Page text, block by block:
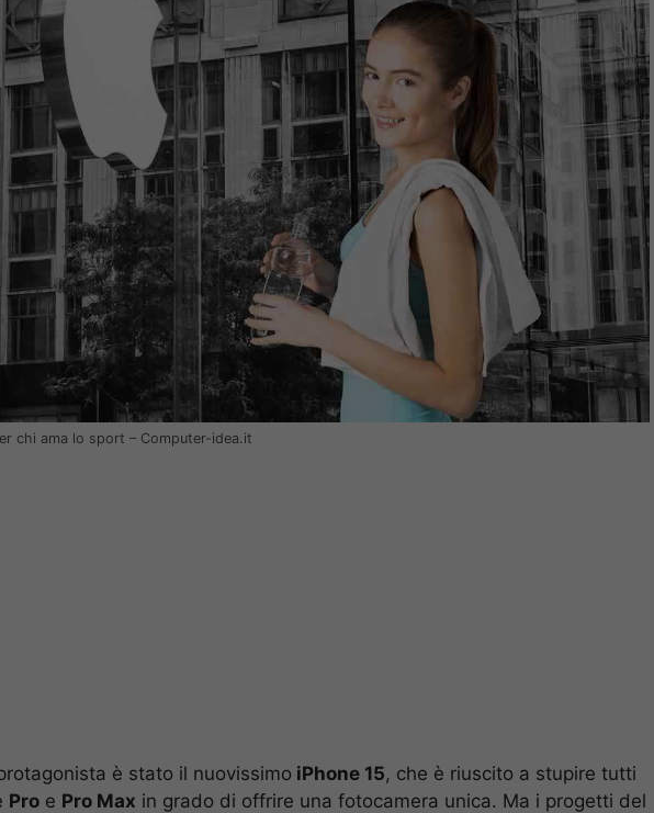
chi ama lo sport – Computer-idea.it
è stato il nuovissimo iPhone 15, che è riuscito a stupire tutti
Pro e Pro Max in grado di offrire una fotocamera unica. Ma i progetti del